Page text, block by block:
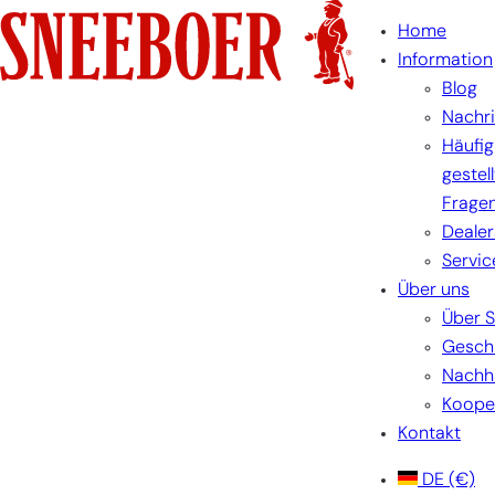
Zum
Inhalt
springen
Home
Information
Blog
Häufig
Über uns
Über
Kontakt
DE (€)